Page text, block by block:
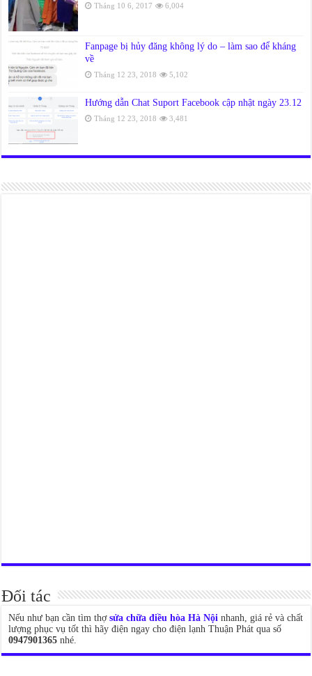
Tháng 10 6, 2017 6,004
Fanpage bị hủy đăng không lý do – làm sao để kháng
về
Tháng 12 23, 2018 5,102
Hướng dẫn Chat Suport Facebook cập nhật ngày 23.12
Tháng 12 23, 2018 3,481
Đối tác
Nếu như bạn cần tìm thợsửa chữa điều hòa Hà Nội nhanh, giá rẻ và chất
lượng phục vụ tốt thì hãy điện ngay cho điện lạnh Thuận Phát qua số
0947901365 nhé.